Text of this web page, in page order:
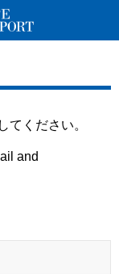
てください。
and